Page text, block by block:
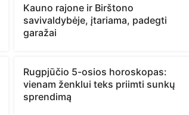
Kauno rajone ir Birštono
savivaldybėje, įtariama, padegti
garažai
Rugpjūčio 5-osios horoskopas:
vienam ženklui teks priimti sunkų
sprendimą